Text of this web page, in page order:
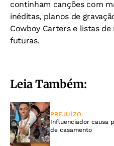
continham canções com
inéditas, planos de
Cowboy Carters e listas de
futuras.
Leia Também:
PREJUÍZO
Influenciador causa
de casamento